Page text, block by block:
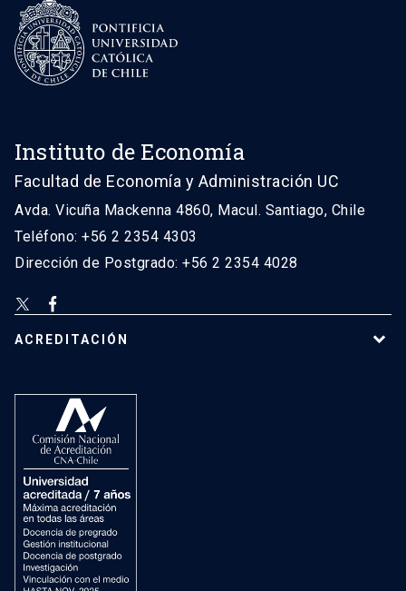
Instituto de Economía
Facultad de Economía y Administración UC
Avda. Vicuña Mackenna 4860, Macul. Santiago, Chile
Teléfono: +56 2 2354 4303
Dirección de Postgrado: +56 2 2354 4028
ACREDITACIÓN